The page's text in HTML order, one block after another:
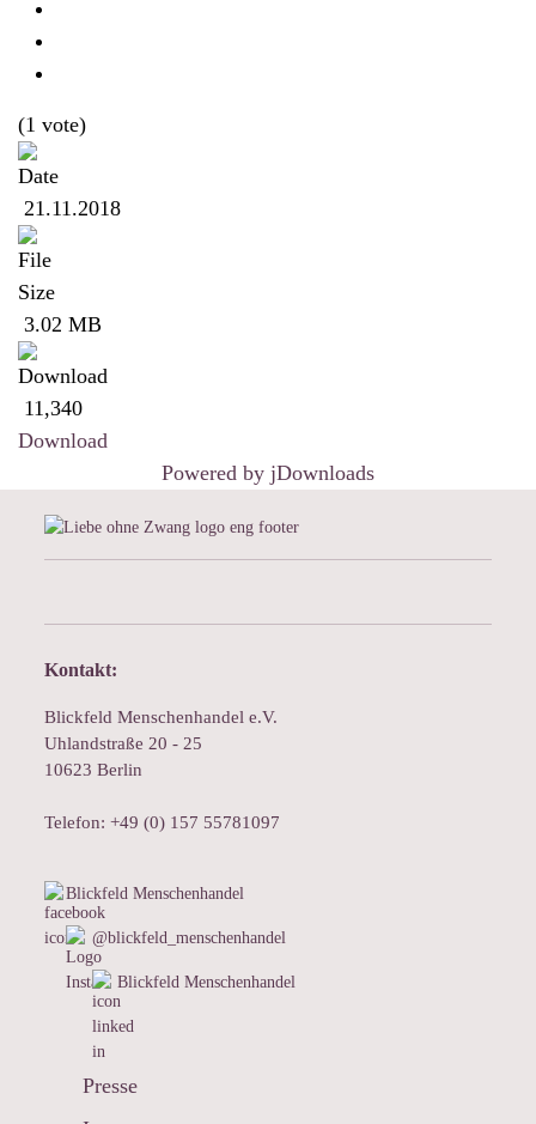
(1 vote)
21.11.2018
3.02 MB
11,340
Download
Powered by jDownloads
Kontakt:
Blickfeld Menschenhandel e.V.
Uhlandstraße 20 - 25
10623 Berlin
Telefon: +49 (0) 157 55781097
Blickfeld Menschenhandel
@blickfeld_menschenhandel
Blickfeld Menschenhandel
Presse